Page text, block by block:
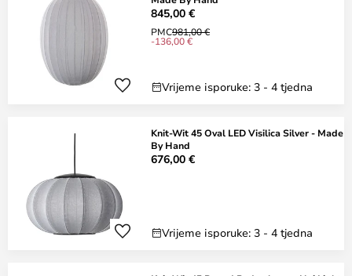
845,00 €
PMC981,00 €
-136,00 €
Vrijeme isporuke: 3 - 4 tjedna
Knit-Wit 45 Oval LED Visilica Silver - Made
By Hand
676,00 €
Vrijeme isporuke: 3 - 4 tjedna